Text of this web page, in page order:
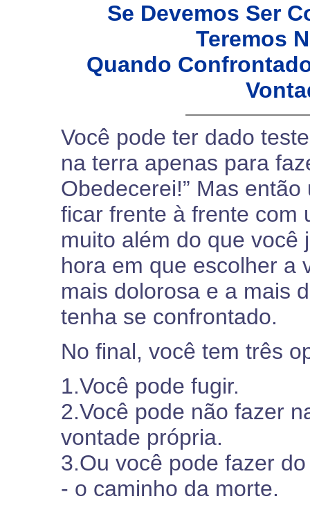
Se Devemos Ser
Teremos
Quando
Você pode ter dado
na terra apenas para
Obedecerei!” Mas
ficar frente à frente com
muito além do que você
hora em que escolher a
mais dolorosa e a mais
tenha se confrontado.
No final, você tem três
1.Você pode fugir.
2.Você pode não fazer
vontade própria.
3.Ou você pode fazer
- o caminho da morte.